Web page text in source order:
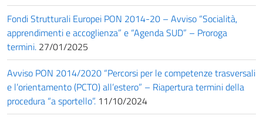
Fondi Strutturali Europei PON 2014-20 – Avviso “Socialità,
apprendimenti e accoglienza” e “Agenda SUD” – Proroga
termini. 27/01/2025
Avviso PON 2014/2020 “Percorsi per le competenze trasversali
e l’orientamento (PCTO) all’estero” – Riapertura termini della
procedura “a sportello”. 11/10/2024